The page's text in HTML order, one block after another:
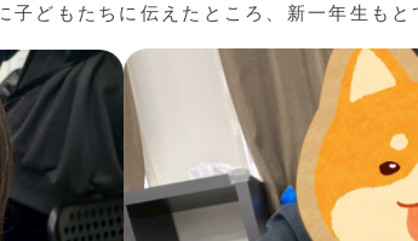
どもたちに伝えたところ、新一年生もと